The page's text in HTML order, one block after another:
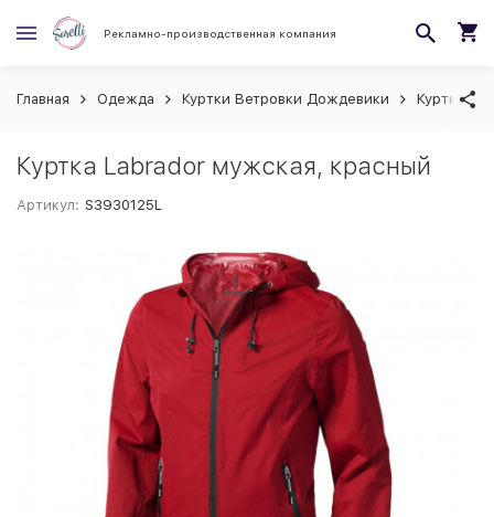
Рекламно-производственная компания
Главная Одежда Куртки Ветровки Дождевики Куртки
Куртка Labrador мужская, красный
Артикул: S3930125L